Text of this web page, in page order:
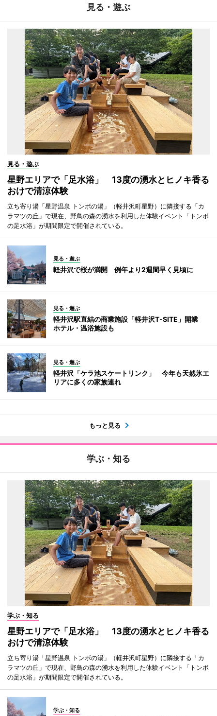
見る・遊ぶ
見る・遊ぶ
星野エリアで「足水浴」 13度の湧水とヒノキ香る
おけで清涼体験
立ち寄り湯「星野温泉 トンボの湯」（軽井沢町星野）に隣接する「カ
ラマツの丘」で現在、野鳥の森の湧水を利用した体験イベント「トンボ
の足水浴」が期間限定で開催されている。
見る・遊ぶ
軽井沢で桜が満開 例年より2週間早く見頃に
見る・遊ぶ
軽井沢駅直結の商業施設「軽井沢T-SITE」開業
ホテル・温浴施設も
見る・遊ぶ
軽井沢「ケラ池スケートリンク」 今年も天然氷エ
リアに多くの家族連れ
もっと見る
学ぶ・知る
学ぶ・知る
星野エリアで「足水浴」 13度の湧水とヒノキ香る
おけで清涼体験
立ち寄り湯「星野温泉 トンボの湯」（軽井沢町星野）に隣接する「カ
ラマツの丘」で現在、野鳥の森の湧水を利用した体験イベント「トンボ
の足水浴」が期間限定で開催されている。
学ぶ・知る